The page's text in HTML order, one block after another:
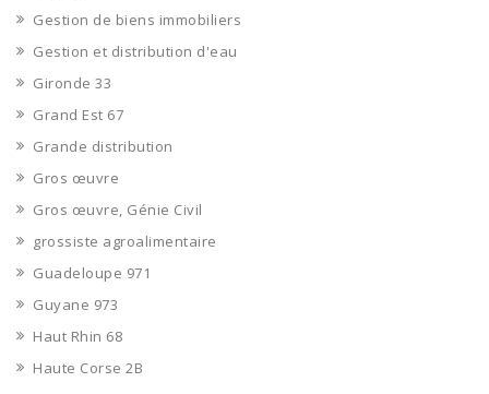
Gestion de biens immobiliers
Gestion et distribution d'eau
Gironde 33
Grand Est 67
Grande distribution
Gros œuvre
Gros œuvre, Génie Civil
grossiste agroalimentaire
Guadeloupe 971
Guyane 973
Haut Rhin 68
Haute Corse 2B